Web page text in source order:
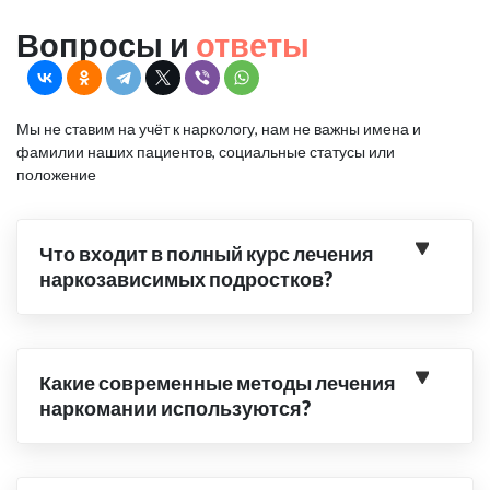
Вопросы и ответы
Мы не ставим на учёт к наркологу, нам не важны имена и
фамилии наших пациентов, социальные статусы или
положение
Что входит в полный курс лечения
наркозависимых подростков?
Какие современные методы лечения
наркомании используются?